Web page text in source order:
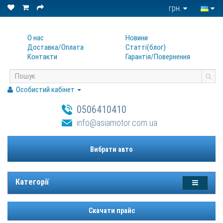
грн.
О нас
Доставка/Оплата
Контакти
Новини
Статтi(блог)
Гарантiя/Повернення
Особистий кабінет
0506410410
info@asiamotor.com.ua
Вибрати авто
Категорії
Скачати прайс